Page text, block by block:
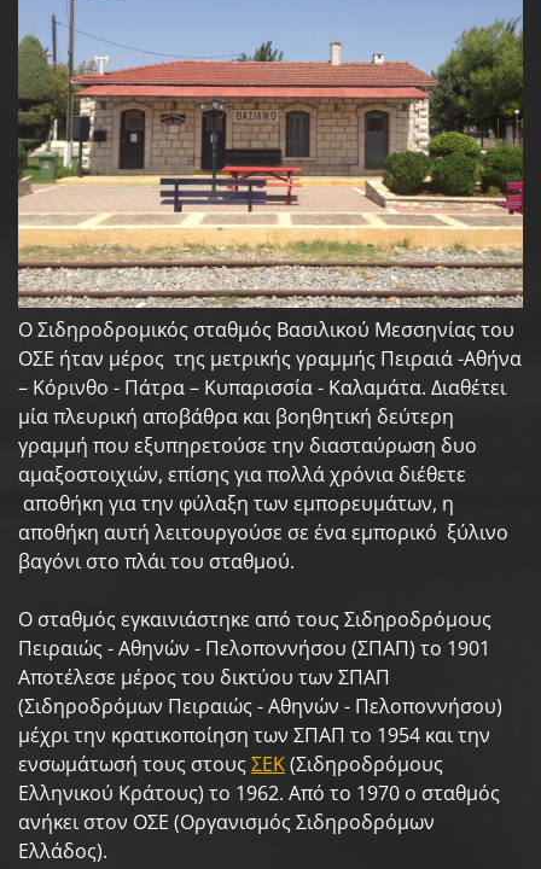
Ο Σιδηροδρομικός σταθμός Βασιλικού Μεσσηνίας του
ΟΣΕ ήταν μέρος της μετρικής γραμμής Πειραιά -Αθήνα
– Κόρινθο - Πάτρα – Κυπαρισσία - Καλαμάτα. Διαθέτει
μία πλευρική αποβάθρα και βοηθητική δεύτερη
γραμμή που εξυπηρετούσε την διασταύρωση δυο
αμαξοστοιχιών, επίσης για πολλά χρόνια διέθετε
αποθήκη για την φύλαξη των εμπορευμάτων, η
αποθήκη αυτή λειτουργούσε σε ένα εμπορικό ξύλινο
βαγόνι στο πλάι του σταθμού.
Ο σταθμός εγκαινιάστηκε από τους Σιδηροδρόμους
Πειραιώς - Αθηνών - Πελοποννήσου (ΣΠΑΠ) το 1901
Αποτέλεσε μέρος του δικτύου των ΣΠΑΠ
(Σιδηροδρόμων Πειραιώς - Αθηνών - Πελοποννήσου)
μέχρι την κρατικοποίηση των ΣΠΑΠ το 1954 και την
ενσωμάτωσή τους στους ΣΕΚ(Σιδηροδρόμους
Ελληνικού Κράτους) το 1962. Από το 1970 ο σταθμός
ανήκει στον ΟΣΕ (Οργανισμός Σιδηροδρόμων
Ελλάδος).